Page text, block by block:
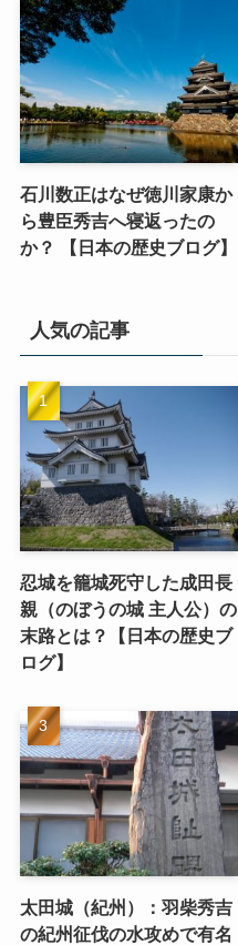
石川数正はなぜ徳川家康か
ら豊臣秀吉へ寝返ったの
か？ 【日本の歴史ブログ】
人気の記事
忍城を籠城死守した成田長
親（のぼうの城 主人公）の
末路とは？【日本の歴史ブ
ログ】
太田城（紀州）：羽柴秀吉
の紀州征伐の水攻めで有名